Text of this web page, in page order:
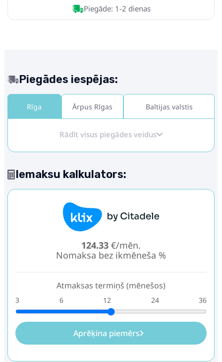
Piegāde: 1-2 dienas
Piegādes iespējas:
Rīga Ārpus Rīgas Baltijas valstis
Rādīt visus piegādes veidus
Iemaksu kalkulators:
124.33 €/mēn.
Nomaksa bez ikmēneša %
Atmaksas termiņš (mēnešos)
3 6 12 24 36
Aprēķina piemērs